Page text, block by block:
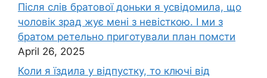
Після слів братової доньки я усвідомила, що
чоловік зpад жує мені з невісткою. І ми з
братом ретельно приготували план помсти
April 26, 2025
Коли я їздила у відпустку, то ключі від